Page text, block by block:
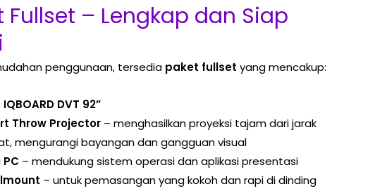
Fullset – Lengkap dan Siap
penggunaan, tersedia paket fullset yang mencakup:
DVT 92”
Throw Projector – menghasilkan proyeksi tajam dari jarak
mengurangi bayangan dan gangguan visual
PC – mendukung sistem operasi dan aplikasi presentasi
– untuk pemasangan yang kokoh dan rapi di dinding